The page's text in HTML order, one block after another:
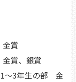
賞
賞、銀賞
～3年生の部 金